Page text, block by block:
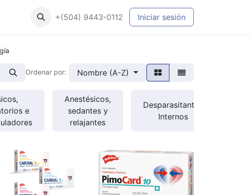
+(504) 9443-0112 Iniciar sesión
Ordenar por: Nombre (A-Z)
e
Anestésicos,
sedantes y
relajantes
Desparasitantes
Internos